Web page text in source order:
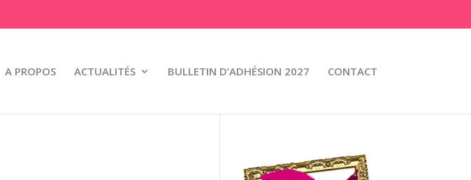
A PROPOS ACTUALITÉS BULLETIN D’ADHÉSION 2027 CONTACT